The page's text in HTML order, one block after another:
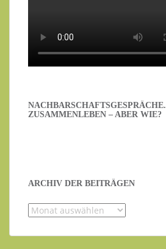
NACHBARSCHAFTSGESPRÄCHE.
ZUSAMMENLEBEN – ABER WIE?
ARCHIV DER BEITRÄGEN
Archiv
Beiträgen